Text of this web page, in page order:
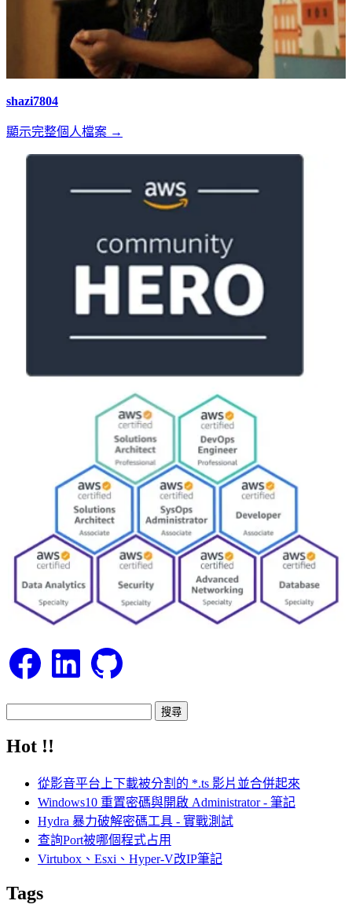
shazi7804
顯示完整個人檔案 →
FacebookLinkedIn GitHub
關
Hot !!
從影音平台上下載被分割的 *.ts 影片並合併起來
Windows10 重置密碼與開啟 Administrator - 筆記
Hydra 暴力破解密碼工具 - 實戰測試
查詢Port被哪個程式占用
Virtubox、Esxi、Hyper-V改IP筆記
Tags